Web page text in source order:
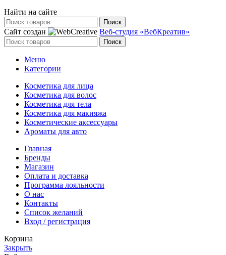
Найти на сайте
Поиск
Сайт создан Веб-студия «ВебКреатив»
Поиск
Меню
Категории
Косметика для лица
Косметика для волос
Косметика для тела
Косметика для макияжа
Косметические аксессуары
Ароматы для авто
Главная
Бренды
Магазин
Оплата и доставка
Программа лояльности
О нас
Контакты
Список желаний
Вход / регистрация
Корзина
Закрыть